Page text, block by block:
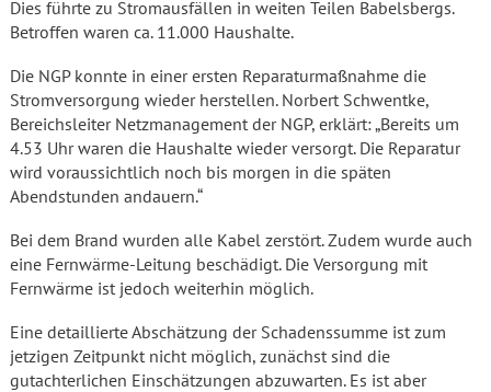
Dies führte zu Stromausfällen in weiten Teilen Babelsbergs.
Betroffen waren ca. 11.000 Haushalte.
Die NGP konnte in einer ersten Reparaturmaßnahme die
Stromversorgung wieder herstellen. Norbert Schwentke,
Bereichsleiter Netzmanagement der NGP, erklärt: „Bereits um
4.53 Uhr waren die Haushalte wieder versorgt. Die Reparatur
wird voraussichtlich noch bis morgen in die späten
Abendstunden andauern.“
Bei dem Brand wurden alle Kabel zerstört. Zudem wurde auch
eine Fernwärme-Leitung beschädigt. Die Versorgung mit
Fernwärme ist jedoch weiterhin möglich.
Eine detaillierte Abschätzung der Schadenssumme ist zum
jetzigen Zeitpunkt nicht möglich, zunächst sind die
gutachterlichen Einschätzungen abzuwarten. Es ist aber